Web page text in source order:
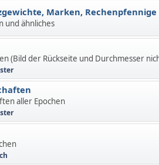
Marken, Rechenpfennige
und ähnliches
(Bild der Rückseite und Durchmesser
aller Epochen